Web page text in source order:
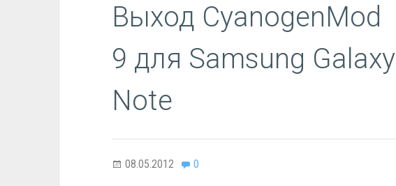
Выход CyanogenMod
9 для Samsung Galaxy
Note
08.05.2012 0